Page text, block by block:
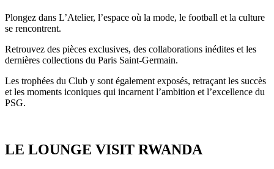
Plongez dans L’Atelier, l’espace où la mode, le football et la culture
se rencontrent.
Retrouvez des pièces exclusives, des collaborations inédites et les
dernières collections du Paris Saint-Germain.
Les trophées du Club y sont également exposés, retraçant les succès
et les moments iconiques qui incarnent l’ambition et l’excellence du
PSG.
LE LOUNGE VISIT RWANDA